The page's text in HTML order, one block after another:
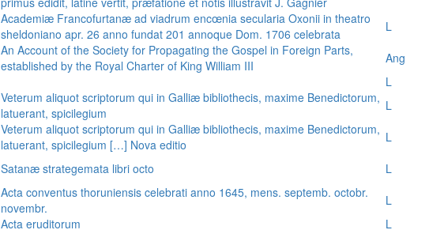
Academiæ Francofurtanæ ad viadrum encœnia secularia Oxonii in theatro
sheldoniano apr. 26 anno fundat 201 annoque Dom. 1706 celebrata
L
An Account of the Society for Propagating the Gospel in Foreign Parts,
established by the Royal Charter of King William III
Ang
L
Veterum aliquot scriptorum qui in Galliæ bibliothecis, maxime Benedictorum,
latuerant, spicilegium
L
Veterum aliquot scriptorum qui in Galliæ bibliothecis, maxime Benedictorum,
latuerant, spicilegium […] Nova editio
L
Satanæ strategemata libri octo
L
Acta conventus thoruniensis celebrati anno 1645, mens. septemb. octobr.
novembr.
L
Acta eruditorum
L